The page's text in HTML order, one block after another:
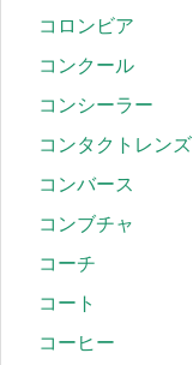
コロンビア
コンクール
コンシーラー
コンタクトレンズ
コンバース
コンブチャ
コーチ
コート
コーヒー